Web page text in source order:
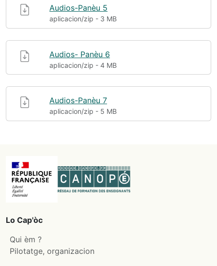
Audios-Panèu 5
aplicacion/zip - 3 MB
Audios- Panèu 6
aplicacion/zip - 4 MB
Audios-Panèu 7
aplicacion/zip - 5 MB
Lo Cap'òc
Qui èm ?
Pilotatge, organizacion